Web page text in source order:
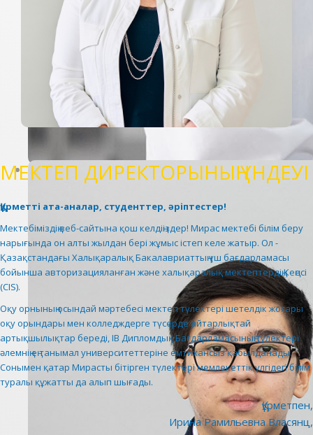
МЕКТЕП ДИРЕКТОРЫНЫҢ ҮНДЕУІ
Құрметті ата-аналар, студенттер, әріптестер!
Мектебіміздің веб-сайтына қош келдіңіздер! Мирас мектебі білім беру
нарығында он алты жылдан бері жұмыс істеп келе жатыр. Ол -
Қазақстандағы Халықаралық Бакалавриаттың үш бағдарламасы
бойынша авторизацияланған және халықаралық мектептердің Кеңесі
(CIS).
Оқу орнының осындай мәртебесі мектеп түлектері шетелдік жоғары
оқу орындары мен колледждерге түсерде айтарлықтай
артықшылықтар береді, IB Дипломдық Бағдарламасының түлектері
әлемнің ең танымал университеттеріне емтихансыз қабылданады.
Сонымен қатар Мирасты бітірген түлектері мемлекеттік үлгідегі білім
туралы құжатты да алып шығады.
Құрметпен,
Ирина Рамильевна Власянц,